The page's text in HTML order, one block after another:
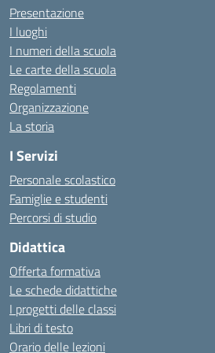
Presentazione
I luoghi
I numeri della scuola
Le carte della scuola
Regolamenti
Organizzazione
La storia
I Servizi
Personale scolastico
Famiglie e studenti
Percorsi di studio
Didattica
Offerta formativa
Le schede didattiche
I progetti delle classi
Libri di testo
Orario delle lezioni